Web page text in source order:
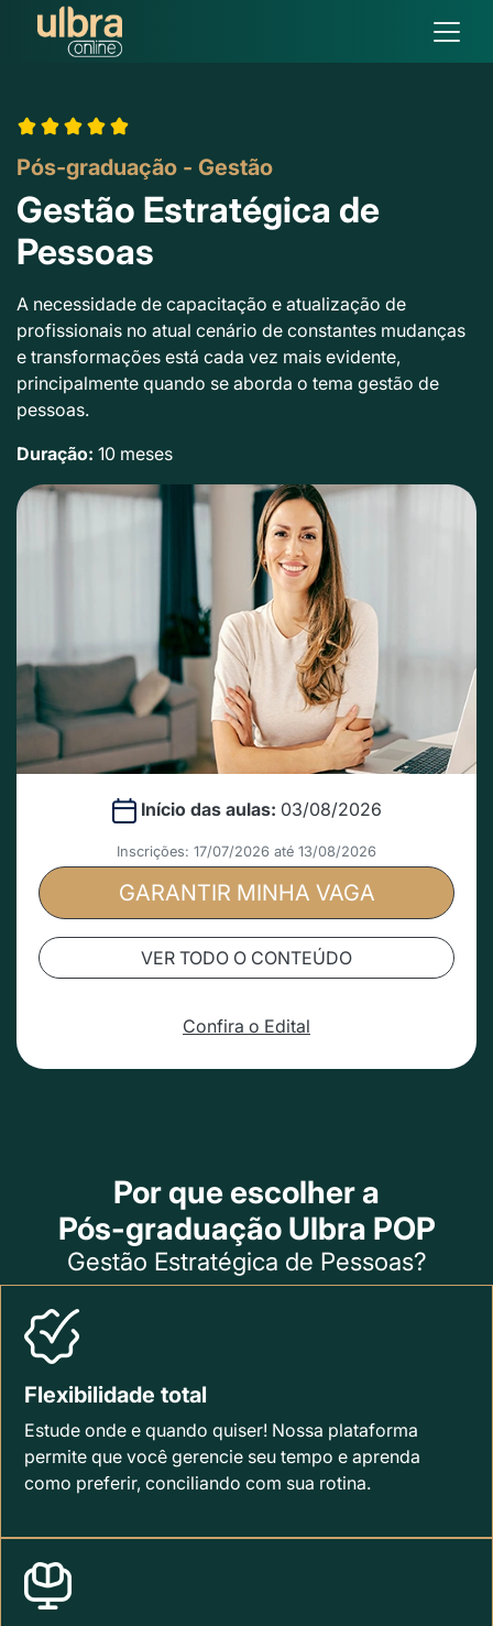
Pós-graduação - Gestão
Gestão Estratégica de
Pessoas
A necessidade de capacitação e atualização de
profissionais no atual cenário de constantes mudanças
e transformações está cada vez mais evidente,
principalmente quando se aborda o tema gestão de
pessoas.
Duração: 10 meses
Início das aulas: 03/08/2026
Inscrições: 17/07/2026 até 13/08/2026
GARANTIR MINHA VAGA
VER TODO O CONTEÚDO
Confira o Edital
Por que escolher a
Pós-graduação Ulbra POP
Gestão Estratégica de Pessoas?
Flexibilidade total
Estude onde e quando quiser! Nossa plataforma
permite que você gerencie seu tempo e aprenda
como preferir, conciliando com sua rotina.